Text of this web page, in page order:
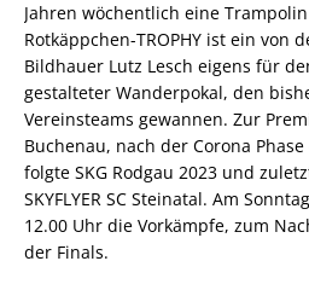
Jahren wöchentlich eine
Rotkäppchen-TROPHY ist ein von
Bildhauer Lutz Lesch eigens für
gestalteter Wanderpokal, den
Vereinsteams gewannen. Zur
Buchenau, nach der Corona
folgte SKG Rodgau 2023 und
SKYFLYER SC Steinatal. Am
12.00 Uhr die Vorkämpfe, zum
der Finals.